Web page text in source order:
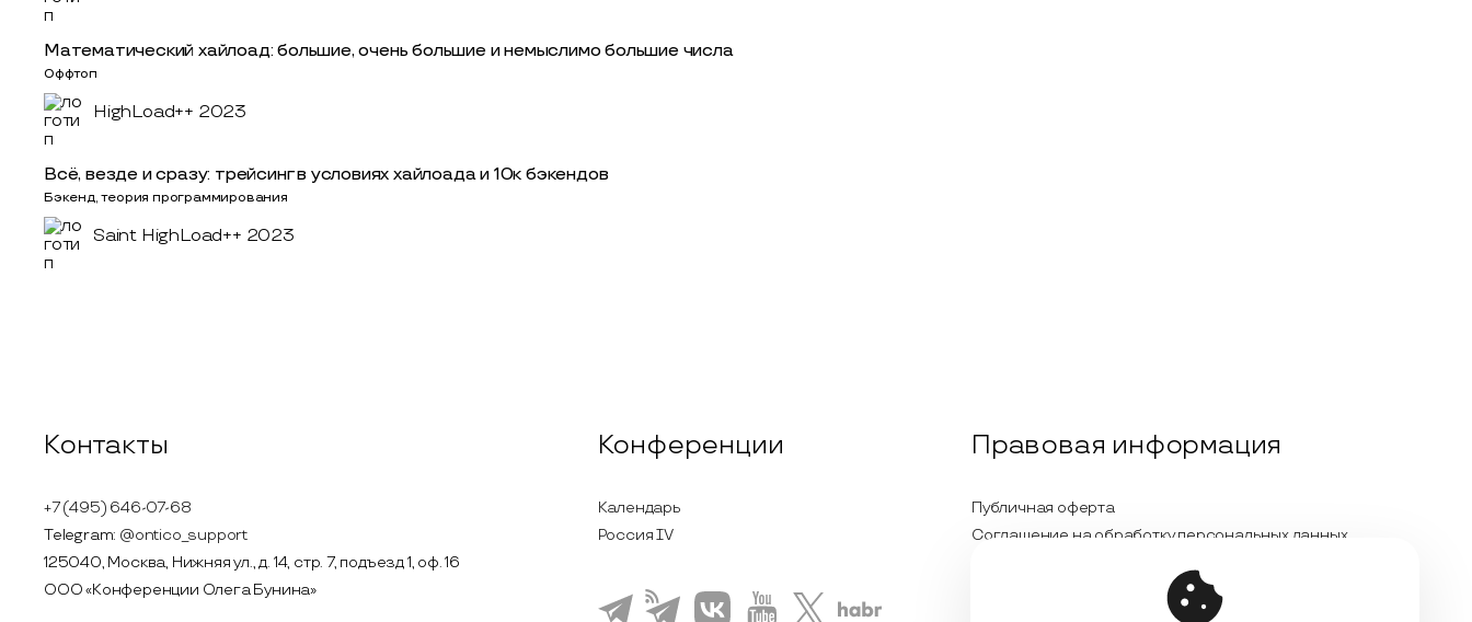
Математический хайлоад: большие, очень большие и немыслимо большие числа
Оффтоп
HighLoad++ 2023
Всё, везде и сразу: трейсинг в условиях хайлоада и 10к бэкендов
Бэкенд, теория программирования
Saint HighLoad++ 2023
Контакты
+7 (495) 646-07-68
Telegram: @ontico_support
125040, Москва, Нижняя ул., д. 14, стр. 7, подъезд 1, оф. 16
ООО «Конференции Олега Бунина»
Конференции
Календарь
Россия IV
Правовая информация
Публичная оферта
Соглашение на обработку персональных данных